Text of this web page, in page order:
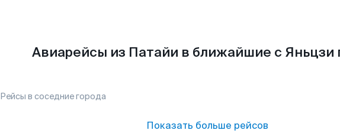
Авиарейсы из Патайи в ближайшие с Яньцзи
Рейсы в соседние города
Показать больше рейсов